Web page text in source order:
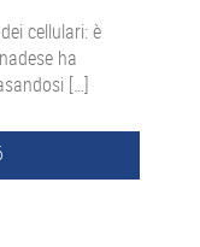
cellulari: è
ha
[…]